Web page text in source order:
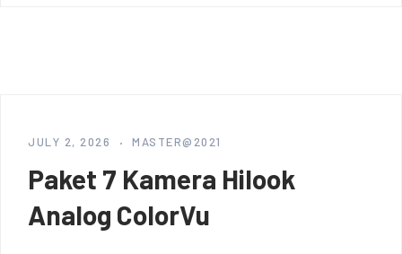
JULY 2, 2026 MASTER@2021
Paket 7 Kamera Hilook
Analog ColorVu